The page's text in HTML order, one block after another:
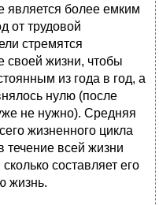
является более емким
от трудовой
стремятся
своей жизни, чтобы
из года в год, а
нулю (после
не нужно). Средняя
жизненного цикла
течение всей жизни
составляет его
жизнь.